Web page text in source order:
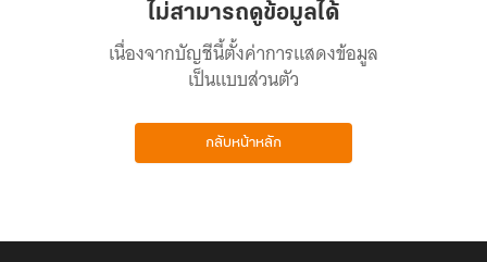
ไม่สามารถดูข้อมูลได้
เนื่องจากบัญชีนี้ตั้งค่าการแสดงข้อมูล
เป็นแบบส่วนตัว
กลับหน้าหลัก